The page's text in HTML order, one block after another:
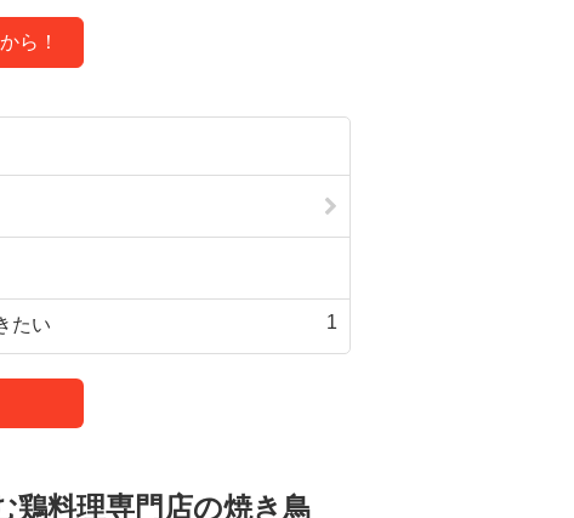
ら！
たい 1
鶏料理専門店の焼き鳥